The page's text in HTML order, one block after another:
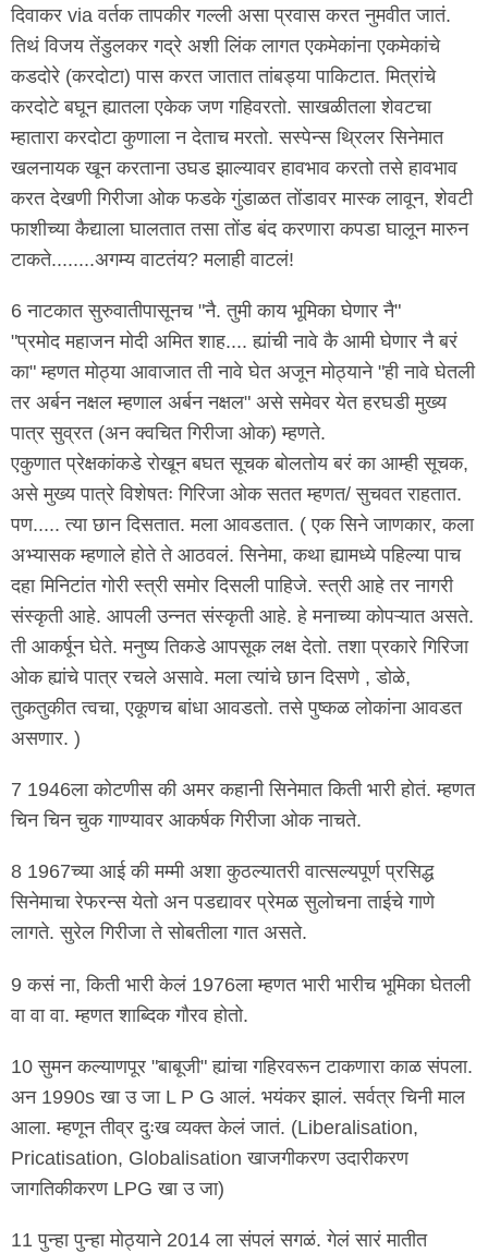
दिवाकर via वर्तक तापकीर गल्ली असा प्रवास करत नुमवीत जातं.
तिथं विजय तेंडुलकर गद्रे अशी लिंक लागत एकमेकांना एकमेकांचे
कडदोरे (करदोटा) पास करत जातात तांबड्या पाकिटात. मित्रांचे
करदोटे बघून ह्यातला एकेक जण गहिवरतो. साखळीतला शेवटचा
म्हातारा करदोटा कुणाला न देताच मरतो. सस्पेन्स थ्रिलर सिनेमात
खलनायक खून करताना उघड झाल्यावर हावभाव करतो तसे हावभाव
करत देखणी गिरीजा ओक फडके गुंडाळत तोंडावर मास्क लावून, शेवटी
फाशीच्या कैद्याला घालतात तसा तोंड बंद करणारा कपडा घालून मारुन
टाकते........अगम्य वाटतंय? मलाही वाटलं!
6 नाटकात सुरुवातीपासूनच "नै. तुमी काय भूमिका घेणार नै"
"प्रमोद महाजन मोदी अमित शाह.... ह्यांची नावे कै आमी घेणार नै बरं
का" म्हणत मोठ्या आवाजात ती नावे घेत अजून मोठ्याने "ही नावे घेतली
तर अर्बन नक्षल म्हणाल अर्बन नक्षल" असे समेवर येत हरघडी मुख्य
पात्र सुव्रत (अन क्वचित गिरीजा ओक) म्हणते.
एकुणात प्रेक्षकांकडे रोखून बघत सूचक बोलतोय बरं का आम्ही सूचक,
असे मुख्य पात्रे विशेषतः गिरिजा ओक सतत म्हणत/ सुचवत राहतात.
पण..... त्या छान दिसतात. मला आवडतात. ( एक सिने जाणकार, कला
अभ्यासक म्हणाले होते ते आठवलं. सिनेमा, कथा ह्यामध्ये पहिल्या पाच
दहा मिनिटांत गोरी स्त्री समोर दिसली पाहिजे. स्त्री आहे तर नागरी
संस्कृती आहे. आपली उन्नत संस्कृती आहे. हे मनाच्या कोपऱ्यात असते.
ती आकर्षून घेते. मनुष्य तिकडे आपसूक लक्ष देतो. तशा प्रकारे गिरिजा
ओक ह्यांचे पात्र रचले असावे. मला त्यांचे छान दिसणे , डोळे,
तुकतुकीत त्वचा, एकूणच बांधा आवडतो. तसे पुष्कळ लोकांना आवडत
असणार. )
7 1946ला कोटणीस की अमर कहानी सिनेमात किती भारी होतं. म्हणत
चिन चिन चुक गाण्यावर आकर्षक गिरीजा ओक नाचते.
8 1967च्या आई की मम्मी अशा कुठल्यातरी वात्सल्यपूर्ण प्रसिद्ध
सिनेमाचा रेफरन्स येतो अन पडद्यावर प्रेमळ सुलोचना ताईचे गाणे
लागते. सुरेल गिरीजा ते सोबतीला गात असते.
9 कसं ना, किती भारी केलं 1976ला म्हणत भारी भारीच भूमिका घेतली
वा वा वा. म्हणत शाब्दिक गौरव होतो.
10 सुमन कल्याणपूर "बाबूजी" ह्यांचा गहिरवरून टाकणारा काळ संपला.
अन 1990s खा उ जा L P G आलं. भयंकर झालं. सर्वत्र चिनी माल
आला. म्हणून तीव्र दुःख व्यक्त केलं जातं. (Liberalisation,
Pricatisation, Globalisation खाजगीकरण उदारीकरण
जागतिकीकरण LPG खा उ जा)
11 पुन्हा पुन्हा मोठ्याने 2014 ला संपलं सगळं. गेलं सारं मातीत